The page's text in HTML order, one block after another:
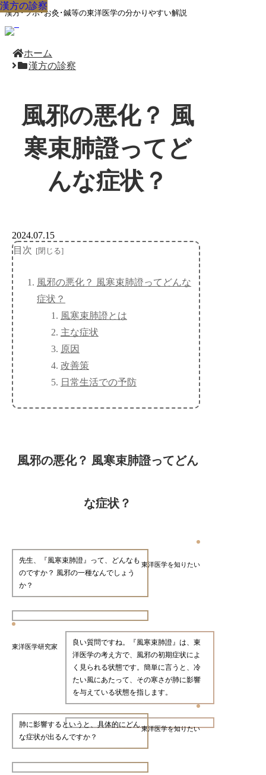
漢方･ツボ･お灸･鍼等の東洋医学の分かりやすい解説
ホーム
漢方の診察
風邪の悪化？ 風
寒束肺證ってど
んな症状？
漢方の診察
2024.07.15
目次
風邪の悪化？ 風寒束肺證ってどんな
症状？
風寒束肺證とは
主な症状
原因
改善策
日常生活での予防
風邪の悪化？ 風寒束肺證ってどん
な症状？
東洋医学を知りたい
先生、『風寒束肺證』って、どんなも
のですか？ 風邪の一種なんでしょう
か？
東洋医学研究家
良い質問ですね。『風寒束肺證』は、東
洋医学の考え方で、風邪の初期症状によ
く見られる状態です。簡単に言うと、冷
たい風にあたって、その寒さが肺に影響
を与えている状態を指します。
東洋医学を知りたい
肺に影響するというと、具体的にどん
な症状が出るんですか？
漢方の診察
漢方の診察
漢方の診察
漢方の診察
漢方の診察
漢方の診察
漢方の診察
漢方の診察